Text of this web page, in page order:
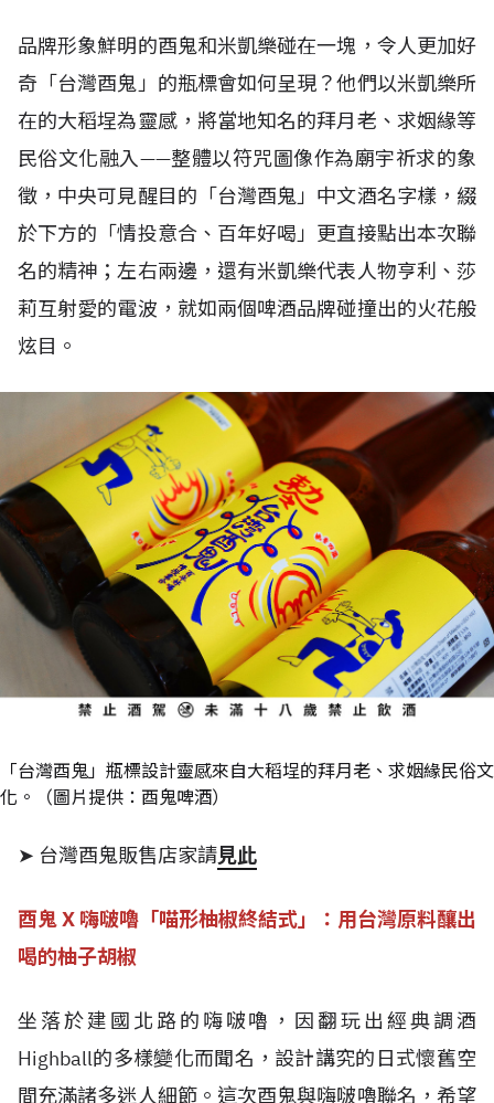
品牌形象鮮明的酉鬼和米凱樂碰在一塊，令人更加好
奇「台灣酉鬼」的瓶標會如何呈現？他們以米凱樂所
在的大稻埕為靈感，將當地知名的拜月老、求姻緣等
民俗文化融入——整體以符咒圖像作為廟宇祈求的象
徵，中央可見醒目的「台灣酉鬼」中文酒名字樣，綴
於下方的「情投意合、百年好喝」更直接點出本次聯
名的精神；左右兩邊，還有米凱樂代表人物亨利、莎
莉互射愛的電波，就如兩個啤酒品牌碰撞出的火花般
炫目。
「台灣酉鬼」瓶標設計靈感來自大稻埕的拜月老、求姻緣民俗文
化。（圖片提供：酉鬼啤酒）
➤ 台灣酉鬼販售店家請見此
酉鬼 X 嗨啵嚕「喵形柚椒終結式」：用台灣原料釀出
喝的柚子胡椒
坐落於建國北路的嗨啵嚕，因翻玩出經典調酒
Highball的多樣變化而聞名，設計講究的日式懷舊空
間充滿諸多迷人細節。這次酉鬼與嗨啵嚕聯名，希望